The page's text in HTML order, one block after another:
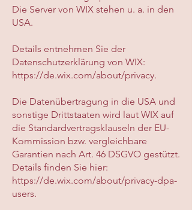
Die Server von WIX stehen u. a. in den
USA.
Details entnehmen Sie der
Datenschutzerklärung von WIX:
https://de.wix.com/about/privacy.
Die Datenübertragung in die USA und
sonstige Drittstaaten wird laut WIX auf
die Standardvertragsklauseln der EU-
Kommission bzw. vergleichbare
Garantien nach Art. 46 DSGVO gestützt.
Details finden Sie hier:
https://de.wix.com/about/privacy-dpa-
users.